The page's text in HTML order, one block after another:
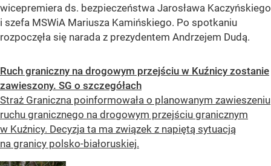
wicepremiera ds. bezpieczeństwa Jarosława Kaczyńskiego
i szefa MSWiA Mariusza Kamińskiego. Po spotkaniu
rozpoczęła się narada z prezydentem Andrzejem Dudą.
Ruch graniczny na drogowym przejściu w Kuźnicy zostanie
zawieszony. SG o szczegółach
Straż Graniczna poinformowała o planowanym zawieszeniu
ruchu granicznego na drogowym przejściu granicznym
w Kuźnicy. Decyzja ta ma związek z napiętą sytuacją
na granicy polsko-białoruskiej.